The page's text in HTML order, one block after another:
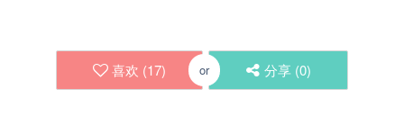
喜欢 (17) or 分享 (0)